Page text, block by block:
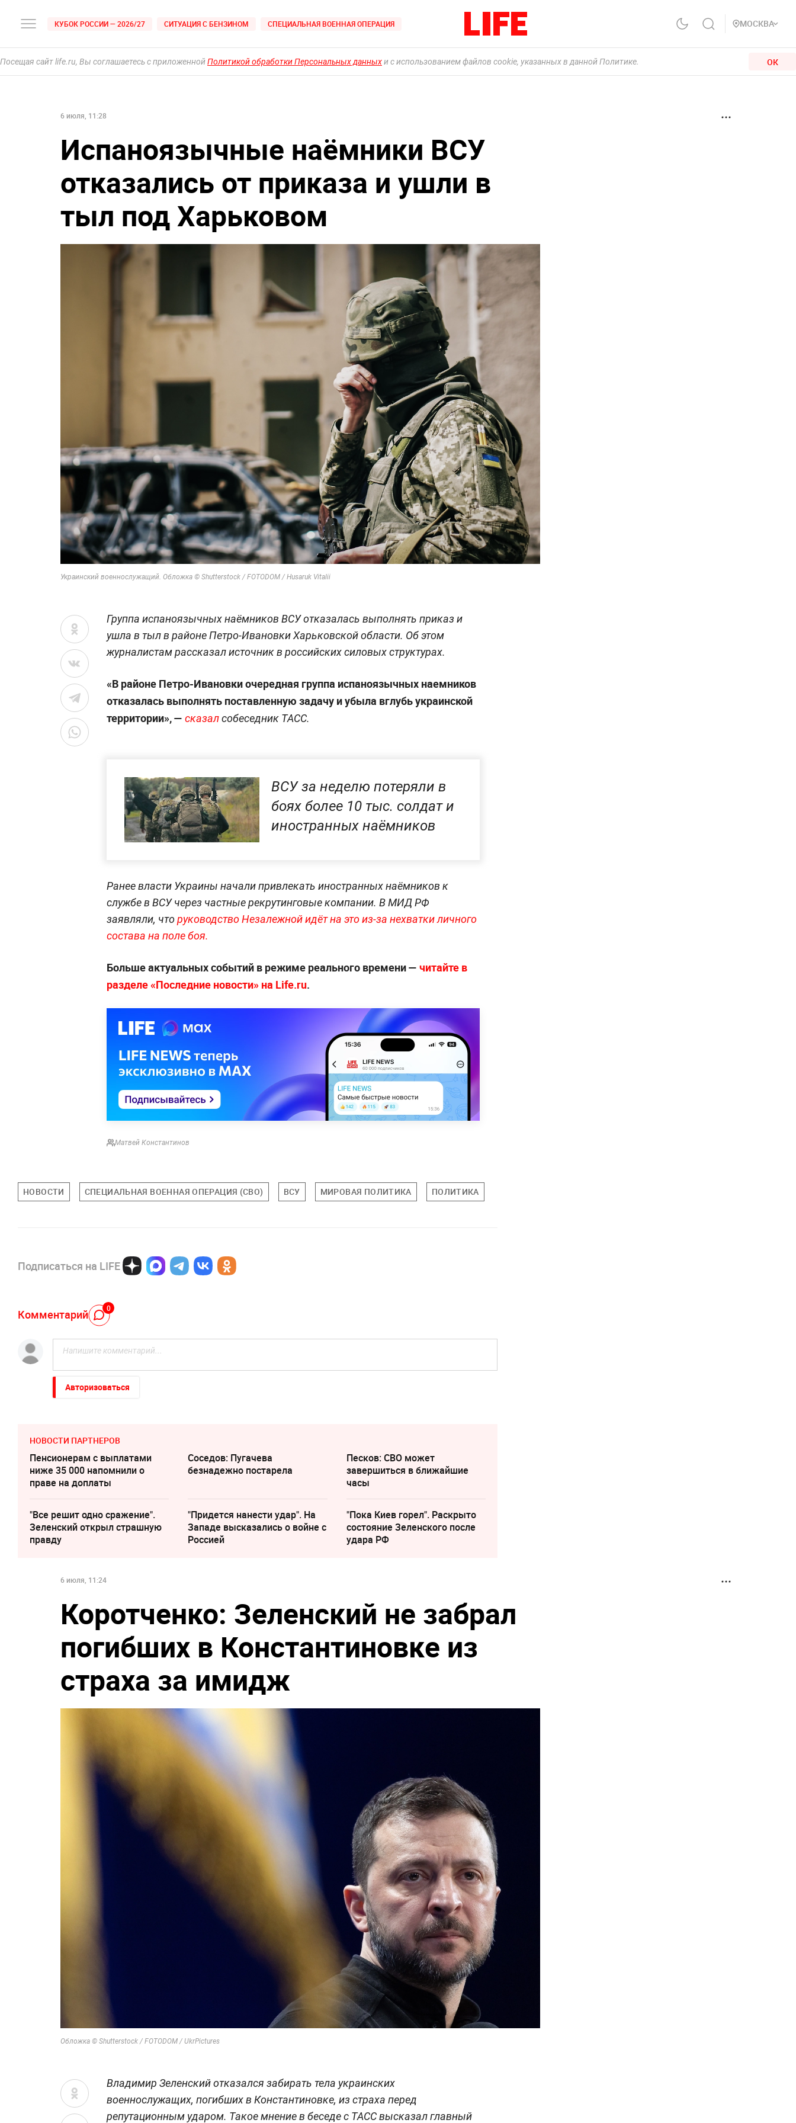
КУБОК РОССИИ — 2026/27 СИТУАЦИЯ С БЕНЗИНОМ СПЕЦИАЛЬНАЯ ВОЕННАЯ ОПЕРАЦИЯ МОСКВА
Посещая сайт life.ru, Вы соглашаетесь с приложеннойПолитикой обработки Персональных данныхи с использованием файлов cookie, указанных в данной Политике. ОК
6 июля, 11:28
Испаноязычные наёмники ВСУ
отказались от приказа и ушли в
тыл под Харьковом
Украинский военнослужащий. Обложка © Shutterstock / FOTODOM / Husaruk Vitalii
Группа испаноязычных наёмников ВСУ отказалась выполнять приказ и
ушла в тыл в районе Петро-Ивановки Харьковской области. Об этом
журналистам рассказал источник в российских силовых структурах.
«В районе Петро-Ивановки очередная группа испаноязычных наемников
отказалась выполнять поставленную задачу и убыла вглубь украинской
территории», — сказалсобеседник ТАСС.
ВСУ за неделю потеряли в
боях более 10 тыс. солдат и
иностранных наёмников
Ранее власти Украины начали привлекать иностранных наёмников к
службе в ВСУ через частные рекрутинговые компании. В МИД РФ
заявляли, чторуководство Незалежной идёт на это из-за нехватки личного
состава на поле боя.
Больше актуальных событий в режиме реального времени — читайте в
разделе «Последние новости» на Life.ru.
Матвей Константинов
НОВОСТИ СПЕЦИАЛЬНАЯ ВОЕННАЯ ОПЕРАЦИЯ (СВО) ВСУ МИРОВАЯ ПОЛИТИКА ПОЛИТИКА
Подписаться на LIFE
Комментарий 0
Авторизоваться
НОВОСТИ ПАРТНЕРОВ
Пенсионерам с выплатами
ниже 35 000 напомнили о
праве на доплаты
Соседов: Пугачева
безнадежно постарела
Песков: СВО может
завершиться в ближайшие
часы
"Все решит одно сражение".
Зеленский открыл страшную
правду
"Придется нанести удар". На
Западе высказались о войне с
Россией
"Пока Киев горел". Раскрыто
состояние Зеленского после
удара РФ
6 июля, 11:24
Коротченко: Зеленский не забрал
погибших в Константиновке из
страха за имидж
Обложка © Shutterstock / FOTODOM / UkrPictures
Владимир Зеленский отказался забирать тела украинских
военнослужащих, погибших в Константиновке, из страха перед
репутационным ударом. Такое мнение в беседе с ТАСС высказал главный